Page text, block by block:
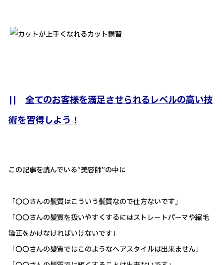
|| 全てのお客様を満足させられるレベルの高い技
術を習得しよう！
この記事を読んでいる”美容師”の中に
「〇〇さんの髪質はこういう髪質なので仕方ないです」
「〇〇さんの髪質を扱いやすくするにはストレートパーマや縮毛
矯正をかけなければいけないです」
「〇〇さんの髪質ではこのようなヘアスタイルは出来ません」